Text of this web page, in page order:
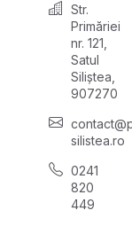
Str.
Primăriei
nr. 121,
Satul
Siliștea,
907270
silistea.ro
0241
820
449